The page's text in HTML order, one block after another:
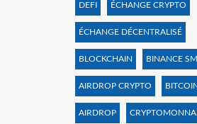
DEFI ÉCHANGE CRYPTO
ÉCHANGE DÉCENTRALISÉ
BLOCKCHAIN BINANCE
AIRDROP CRYPTO
AIRDROP